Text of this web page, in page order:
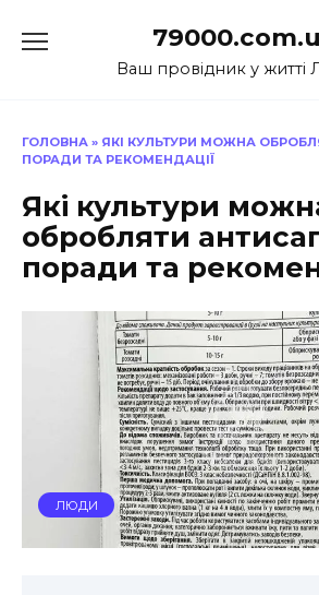
до
Ваш провідник у житті
ГОЛОВНА » ЯКІ КУЛЬТУРИ МОЖНА
ПОРАДИ ТА РЕКОМЕНДАЦІЇ
Які культури
обробляти
поради та
ЛЮДИ